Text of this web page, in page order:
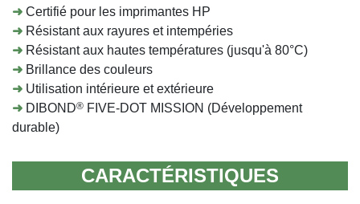
➜ Certifié pour les imprimantes HP
➜ Résistant aux rayures et intempéries
➜ Résistant aux hautes températures (jusqu'à 80°C)
➜ Brillance des couleurs
➜ Utilisation intérieure et extérieure
➜ DIBOND® FIVE-DOT MISSION (Développement
durable)
CARACTÉRISTIQUES